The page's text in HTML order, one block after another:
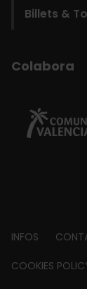
Billets &
Colabora
Footer
about
INFOS
COOKIES